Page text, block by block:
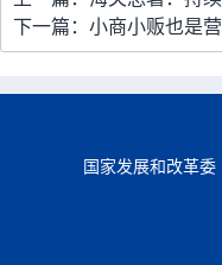
下一篇：小商小贩也是
国家发展和改革委